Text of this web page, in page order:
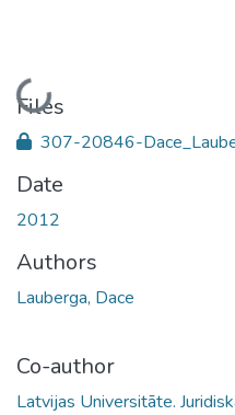
Loading...
Files
307-20846-
Date
2012
Authors
Lauberga, Dace
Co-author
Latvijas Universitāte.